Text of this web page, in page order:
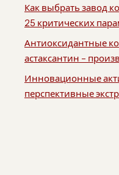
Как выбрать завод
25 критических
Антиоксидантные
астаксантин –
Инновационные
перспективные